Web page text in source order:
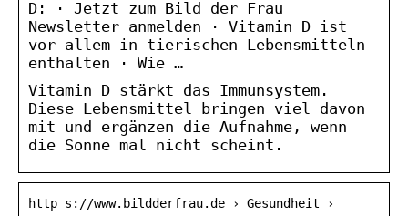
D: · Jetzt zum Bild der Frau
Newsletter anmelden · Vitamin D ist
vor allem in tierischen Lebensmitteln
enthalten · Wie …
Vitamin D stärkt das Immunsystem.
Diese Lebensmittel bringen viel davon
mit und ergänzen die Aufnahme, wenn
die Sonne mal nicht scheint.
http s://www.bildderfrau.de › Gesundheit ›